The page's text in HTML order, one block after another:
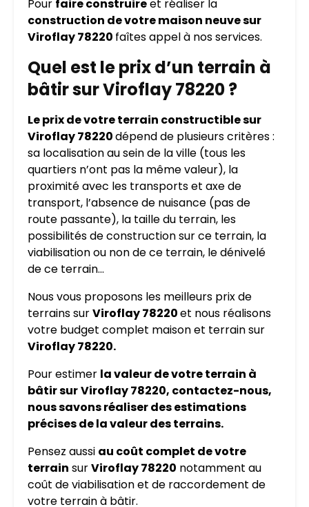
Pour faire construireet réaliser la
construction de votre maison neuve sur
Viroflay 78220 faîtes appel à nos services.
Quel est le prix d’un terrain à
bâtir sur Viroflay 78220 ?
Le prix de votre terrain constructible sur
Viroflay 78220dépend de plusieurs critères :
sa localisation au sein de la ville (tous les
quartiers n’ont pas la même valeur), la
proximité avec les transports et axe de
transport, l’absence de nuisance (pas de
route passante), la taille du terrain, les
possibilités de construction sur ce terrain, la
viabilisation ou non de ce terrain, le dénivelé
de ce terrain…
Nous vous proposons les meilleurs prix de
terrains surViroflay 78220et nous réalisons
votre budget complet maison et terrain sur
Viroflay 78220.
Pour estimer la valeur de votre terrain à
bâtir surViroflay 78220, contactez-nous,
nous savons réaliser des estimations
précises de la valeur des terrains.
Pensez aussi au coût complet de votre
terrain surViroflay 78220 notamment au
coût de viabilisation et de raccordement de
votre terrain à bâtir.